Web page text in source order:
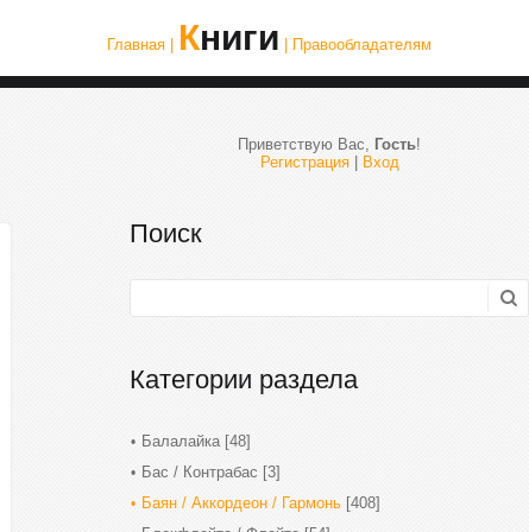
Главная | Книги | Правообладателям
Приветствую Вас, Гость!
Регистрация| Вход
Поиск
Категории раздела
Балалайка [48]
Бас / Контрабас [3]
Баян / Аккордеон / Гармонь [408]